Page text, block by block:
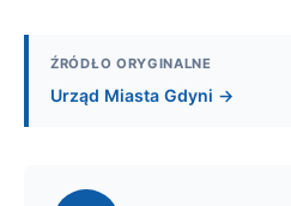
ŹRÓDŁO ORYGINALNE
Urząd Miasta Gdyni →